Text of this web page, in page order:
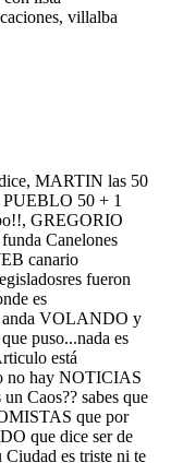
villalba
MARTIN las 50
PUEBLO 50 + 1
GREGORIO
Canelones
canario
fueron
es
anda VOLANDO y
puso...nada es
está
no hay NOTICIAS
Caos?? sabes que
que por
que dice ser de
es triste ni te